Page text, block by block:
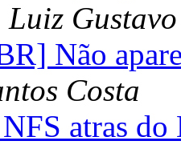
Luiz
Não
Costa
atras